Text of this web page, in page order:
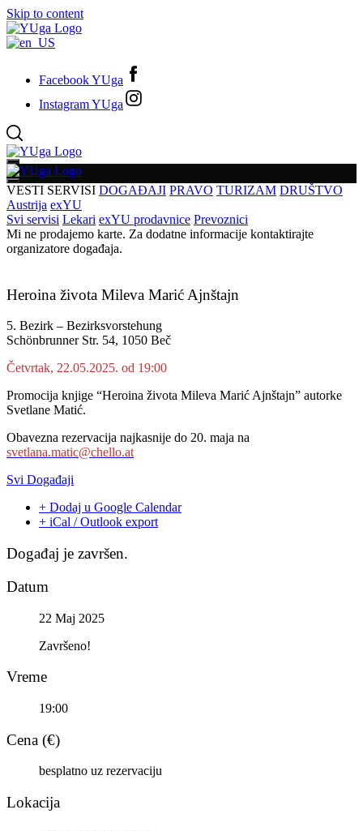
Skip to content
Facebook YUga
Instagram YUga
VESTI SERVISI DOGAĐAJI PRAVO TURIZAM DRUŠTVO
Austrija exYU
Svi servisi Lekari exYU prodavnice Prevoznici
Mi ne prodajemo karte. Za dodatne informacije kontaktirajte
organizatore događaja.
Heroina života Mileva Marić Ajnštajn
5. Bezirk – Bezirksvorstehung
Schönbrunner Str. 54, 1050 Beč
Četvrtak, 22.05.2025. od 19:00
Promocija knjige “Heroina života Mileva Marić Ajnštajn” autorke
Svetlane Matić.
Obavezna rezervacija najkasnije do 20. maja na
svetlana.matic@chello.at
Svi Događaji
+ Dodaj u Google Calendar
+ iCal / Outlook export
Događaj je završen.
Datum
22 Maj 2025
Završeno!
Vreme
19:00
Cena (€)
besplatno uz rezervaciju
Lokacija